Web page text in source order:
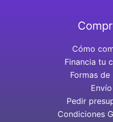
Cómo
Financia tu
Formas de
Envío
Pedir
Condiciones